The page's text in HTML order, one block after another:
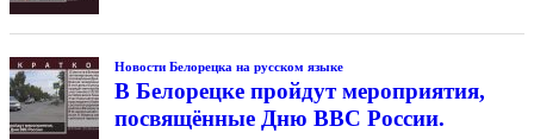
Новости Белорецка на русском языке
В Белорецке пройдут мероприятия,
посвящённые Дню ВВС России.